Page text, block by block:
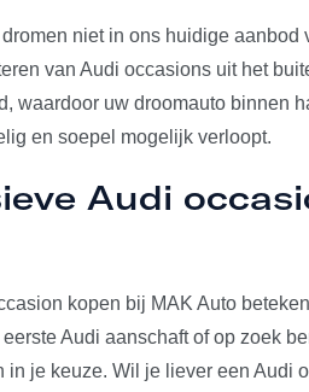
niet in ons huidige
van Audi occasions uit het
waardoor uw droomauto binnen
en soepel mogelijk verloopt.
Audi
kopen bij MAK Auto
Audi aanschaft of op zoek
in je keuze. Wil je liever een Audi